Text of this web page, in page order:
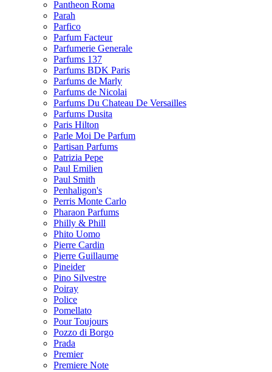
Pantheon Roma
Parah
Parfico
Parfum Facteur
Parfumerie Generale
Parfums 137
Parfums BDK Paris
Parfums de Marly
Parfums de Nicolai
Parfums Du Chateau De Versailles
Parfums Dusita
Paris Hilton
Parle Moi De Parfum
Partisan Parfums
Patrizia Pepe
Paul Emilien
Paul Smith
Penhaligon's
Perris Monte Carlo
Pharaon Parfums
Philly & Phill
Phito Uomo
Pierre Cardin
Pierre Guillaume
Pineider
Pino Silvestre
Poiray
Police
Pomellato
Pour Toujours
Pozzo di Borgo
Prada
Premier
Premiere Note